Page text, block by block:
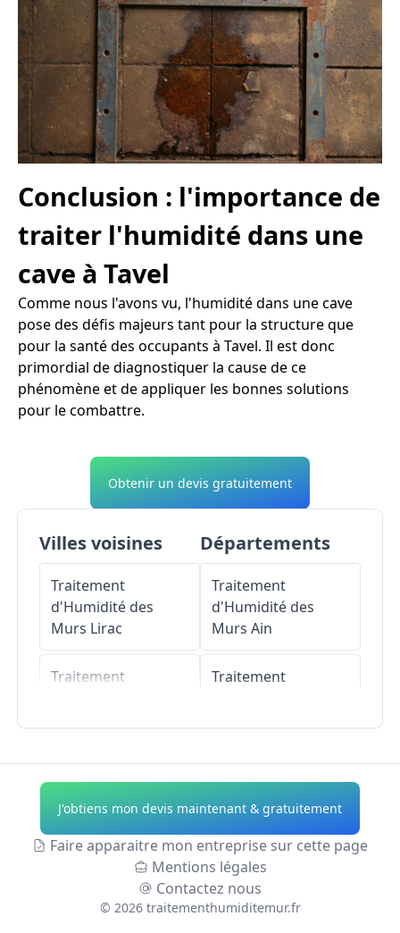
Conclusion : l'importance de
traiter l'humidité dans une
cave à Tavel
Comme nous l'avons vu, l'humidité dans une cave
pose des défis majeurs tant pour la structure que
pour la santé des occupants à Tavel. Il est donc
primordial de diagnostiquer la cause de ce
phénomène et de appliquer les bonnes solutions
pour le combattre.
Obtenir un devis gratuitement
Villes voisines
Traitement
d'Humidité des
Murs Lirac
Traitement
Traitement
d'Humidité des
MursRochefort-du-
Gard
Traitement
Départements
Traitement
d'Humidité des
Murs Ain
Traitement
Traitement
d'Humidité des
Murs Allier
Traitement
d'Humidité des
MursAlpes-de-
J'obtiens mon devis maintenant & gratuitement
Faire apparaitre mon entreprise sur cette page
Mentions légales
Contactez nous
© 2026 traitementhumiditemur.fr